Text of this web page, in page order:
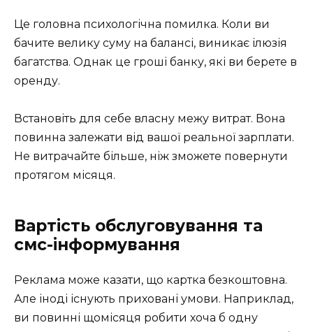
Це головна психологічна помилка. Коли ви
бачите велику суму на балансі, виникає ілюзія
багатства. Однак це гроші банку, які ви берете в
оренду.
Встановіть для себе власну межу витрат. Вона
повинна залежати від вашої реальної зарплати.
Не витрачайте більше, ніж зможете повернути
протягом місяця.
Вартість обслуговування та
смс-інформування
Реклама може казати, що картка безкоштовна.
Але іноді існують приховані умови. Наприклад,
ви повинні щомісяця робити хоча б одну